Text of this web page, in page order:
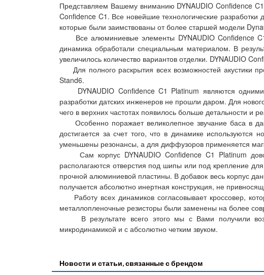
Представляем Вашему вниманию DYNAUDIO Confidence
Confidence C1. Все новейшие технологические
которые были заимствованы от более старшей модели
Все алюминиевые элементы DYNAUDIO Confidence C1
динамика обработали специальным материалом. В
увеличилось количество вариантов отделки. DYNAUDIO
Для полного раскрытия всех возможностей акустики
Stand6.
DYNAUDIO Confidence C1 Platinum являются одними
разработки датских инженеров не прошли даром. Для
чего в верхних частотах появилось больше детальности и
Особенно поражает великолепное звучание баса в
достигается за счет того, что в динамике
уменьшены резонансы, а для диффузоров применяется
Сам корпус DYNAUDIO Confidence C1 Platinum
располагаются отверстия под шипы или под крепление
прочной алюминиевой пластины. В добавок весь корпус
получается абсолютно инертная конструкция, не
Работу всех динамиков согласовывает кроссовер,
металлопленочные резисторы были заменены на более
В результате всего этого мы с Вами получили
микродинамикой и с абсолютно четким звуком.
Новости и статьи, связанные с брендом